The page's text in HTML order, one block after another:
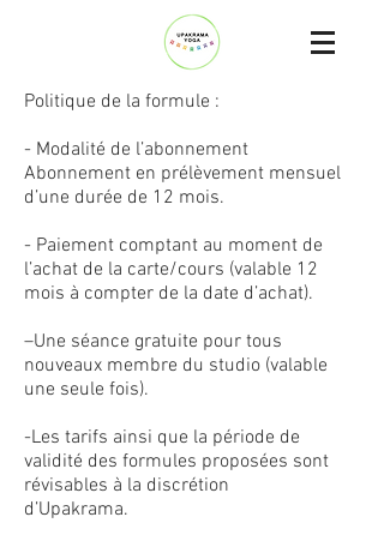
Politique de la formule :
- Modalité de l’abonnement
Abonnement en prélèvement mensuel
d’une durée de 12 mois.
- Paiement comptant au moment de
l’achat de la carte/cours (valable 12
mois à compter de la date d’achat).
–Une séance gratuite pour tous
nouveaux membre du studio (valable
une seule fois).
-Les tarifs ainsi que la période de
validité des formules proposées sont
révisables à la discrétion
d’Upakrama.